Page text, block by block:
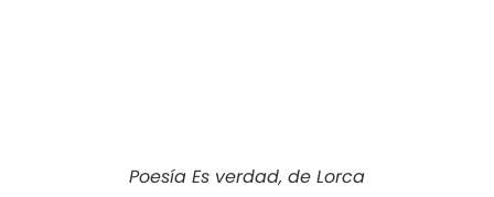
Poesía Es verdad, de Lorca